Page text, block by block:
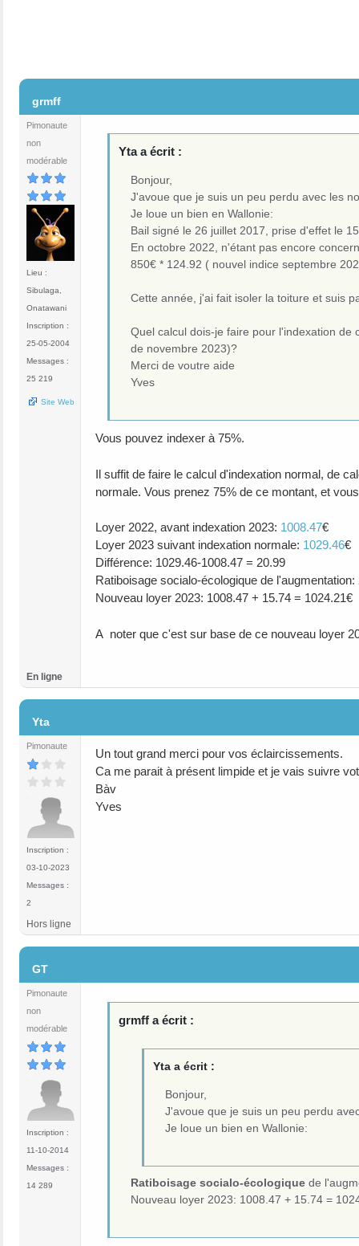
grmff
Pimonaute
non
modérable
Lieu :
Sibulaga,
Onatawani
Inscription :
25-05-2004
Messages :
25 219
Site Web
Yta a écrit :
Bonjour,
J'avoue que je suis un peu perdu avec les
Je loue un bien en Wallonie:
Bail signé le 26 juillet 2017, prise d'effet le
En octobre 2022, n'étant pas encore
850€ * 124.92 ( nouvel indice septembre
Cette année, j'ai fait isoler la toiture et suis
Quel calcul dois-je faire pour l'indexation
de novembre 2023)?
Merci de voutre aide
Yves
Vous pouvez indexer à 75%.
Il suffit de faire le calcul d'indexation normal, de
normale. Vous prenez 75% de ce montant, et
Loyer 2022, avant indexation 2023: 1008.47€
Loyer 2023 suivant indexation normale: 1029.46€
Différence: 1029.46-1008.47 = 20.99
Ratiboisage socialo-écologique de
Nouveau loyer 2023: 1008.47 + 15.74 = 1024.21€
A noter que c'est sur base de ce nouveau loyer
En ligne
Yta
Pimonaute
Inscription :
03-10-2023
Messages :
2
Un tout grand merci pour vos éclaircissements.
Ca me parait à présent limpide et je vais suivre
Bàv
Yves
Hors ligne
GT
Pimonaute
non
modérable
Inscription :
11-10-2014
Messages :
14 289
grmff a écrit :
Yta a écrit :
Bonjour,
J'avoue que je suis un peu perdu
Je loue un bien en Wallonie:
Ratiboisage socialo-écologique de
Nouveau loyer 2023: 1008.47 + 15.74 =